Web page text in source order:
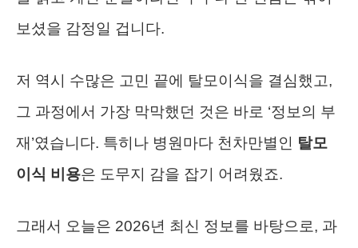
보셨을 감정일 겁니다.
저 역시 수많은 고민 끝에 탈모이식을 결심했고,
그 과정에서 가장 막막했던 것은 바로 ‘정보의 부
재’였습니다. 특히나 병원마다 천차만별인 탈모
이식 비용은 도무지 감을 잡기 어려웠죠.
그래서 오늘은 2026년 최신 정보를 바탕으로, 과